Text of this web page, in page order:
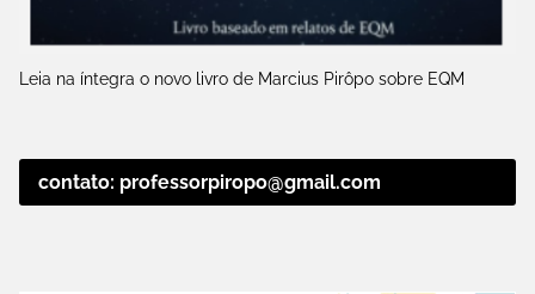
Leia na íntegra o novo livro de Marcius Pirôpo sobre EQM
contato: professorpiropo@gmail.com